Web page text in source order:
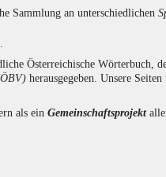
Sammlung an unterschiedlichen
Österreichische Wörterbuch,
herausgegeben. Unsere
als ein Gemeinschaftsprojekt